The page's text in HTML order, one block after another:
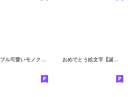
♥シンプル可愛いモノクロハート♥ おめでとう絵文字【誕生日・記念日・結婚】